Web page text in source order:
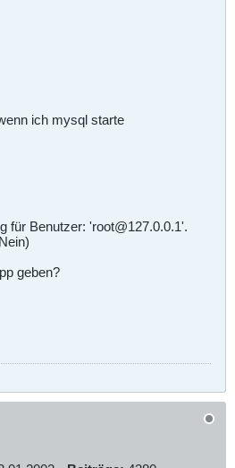
ich mysql starte
für Benutzer: 'root@127.0.0.1'.
geben?